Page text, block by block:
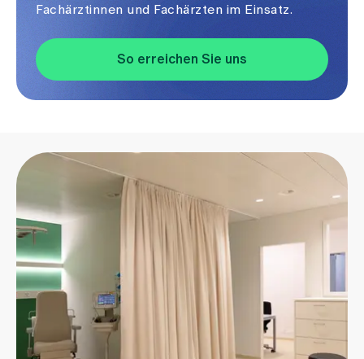
Fachärztinnen und Fachärzten im Einsatz.
So erreichen Sie uns